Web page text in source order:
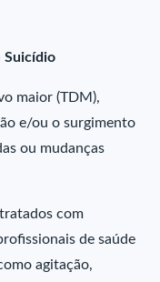
Suicídio
maior (TDM),
e/ou o surgimento
ou mudanças
com
de saúde
agitação,